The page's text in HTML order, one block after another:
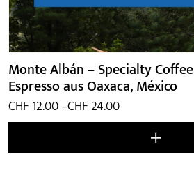
Monte Albán – Specialty Coffee
Espresso aus Oaxaca, México
CHF 12.00–CHF 24.00
Preisspanne:
CHF 12.00